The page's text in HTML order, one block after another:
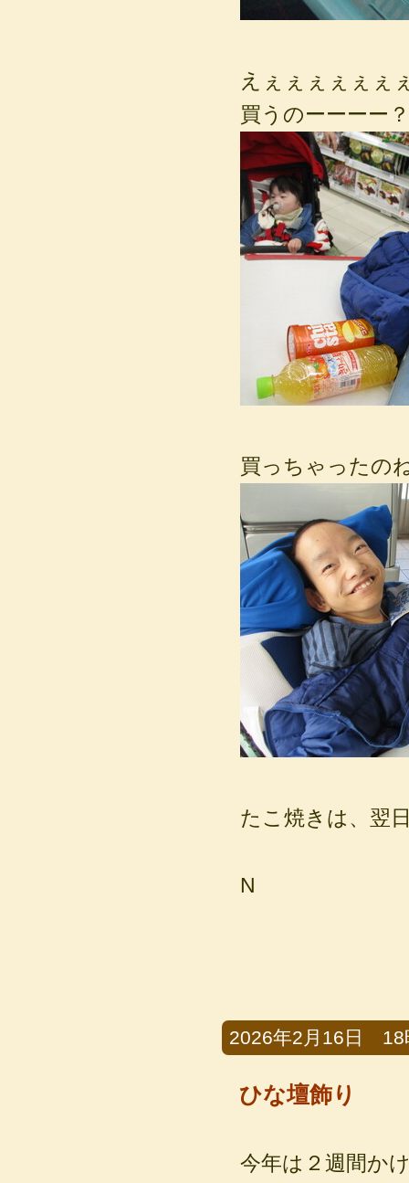
えぇぇぇぇぇぇ
買うのーーーー
買っちゃったの
たこ焼きは、翌
N
2026年2月16日 18
ひな壇飾り
今年は２週間か